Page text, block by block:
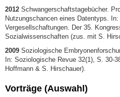
2012 Schwangerschaftstagebücher.
Nutzungschancen eines Datentyps.
Vergesellschaftungen. Der 35.
Sozialwissenschaften (zus. mit S.
2009 Soziologische
In: Soziologische Revue 32(1), S. 30-
Hoffmann & S. Hirschauer).
Vorträge (Auswahl)